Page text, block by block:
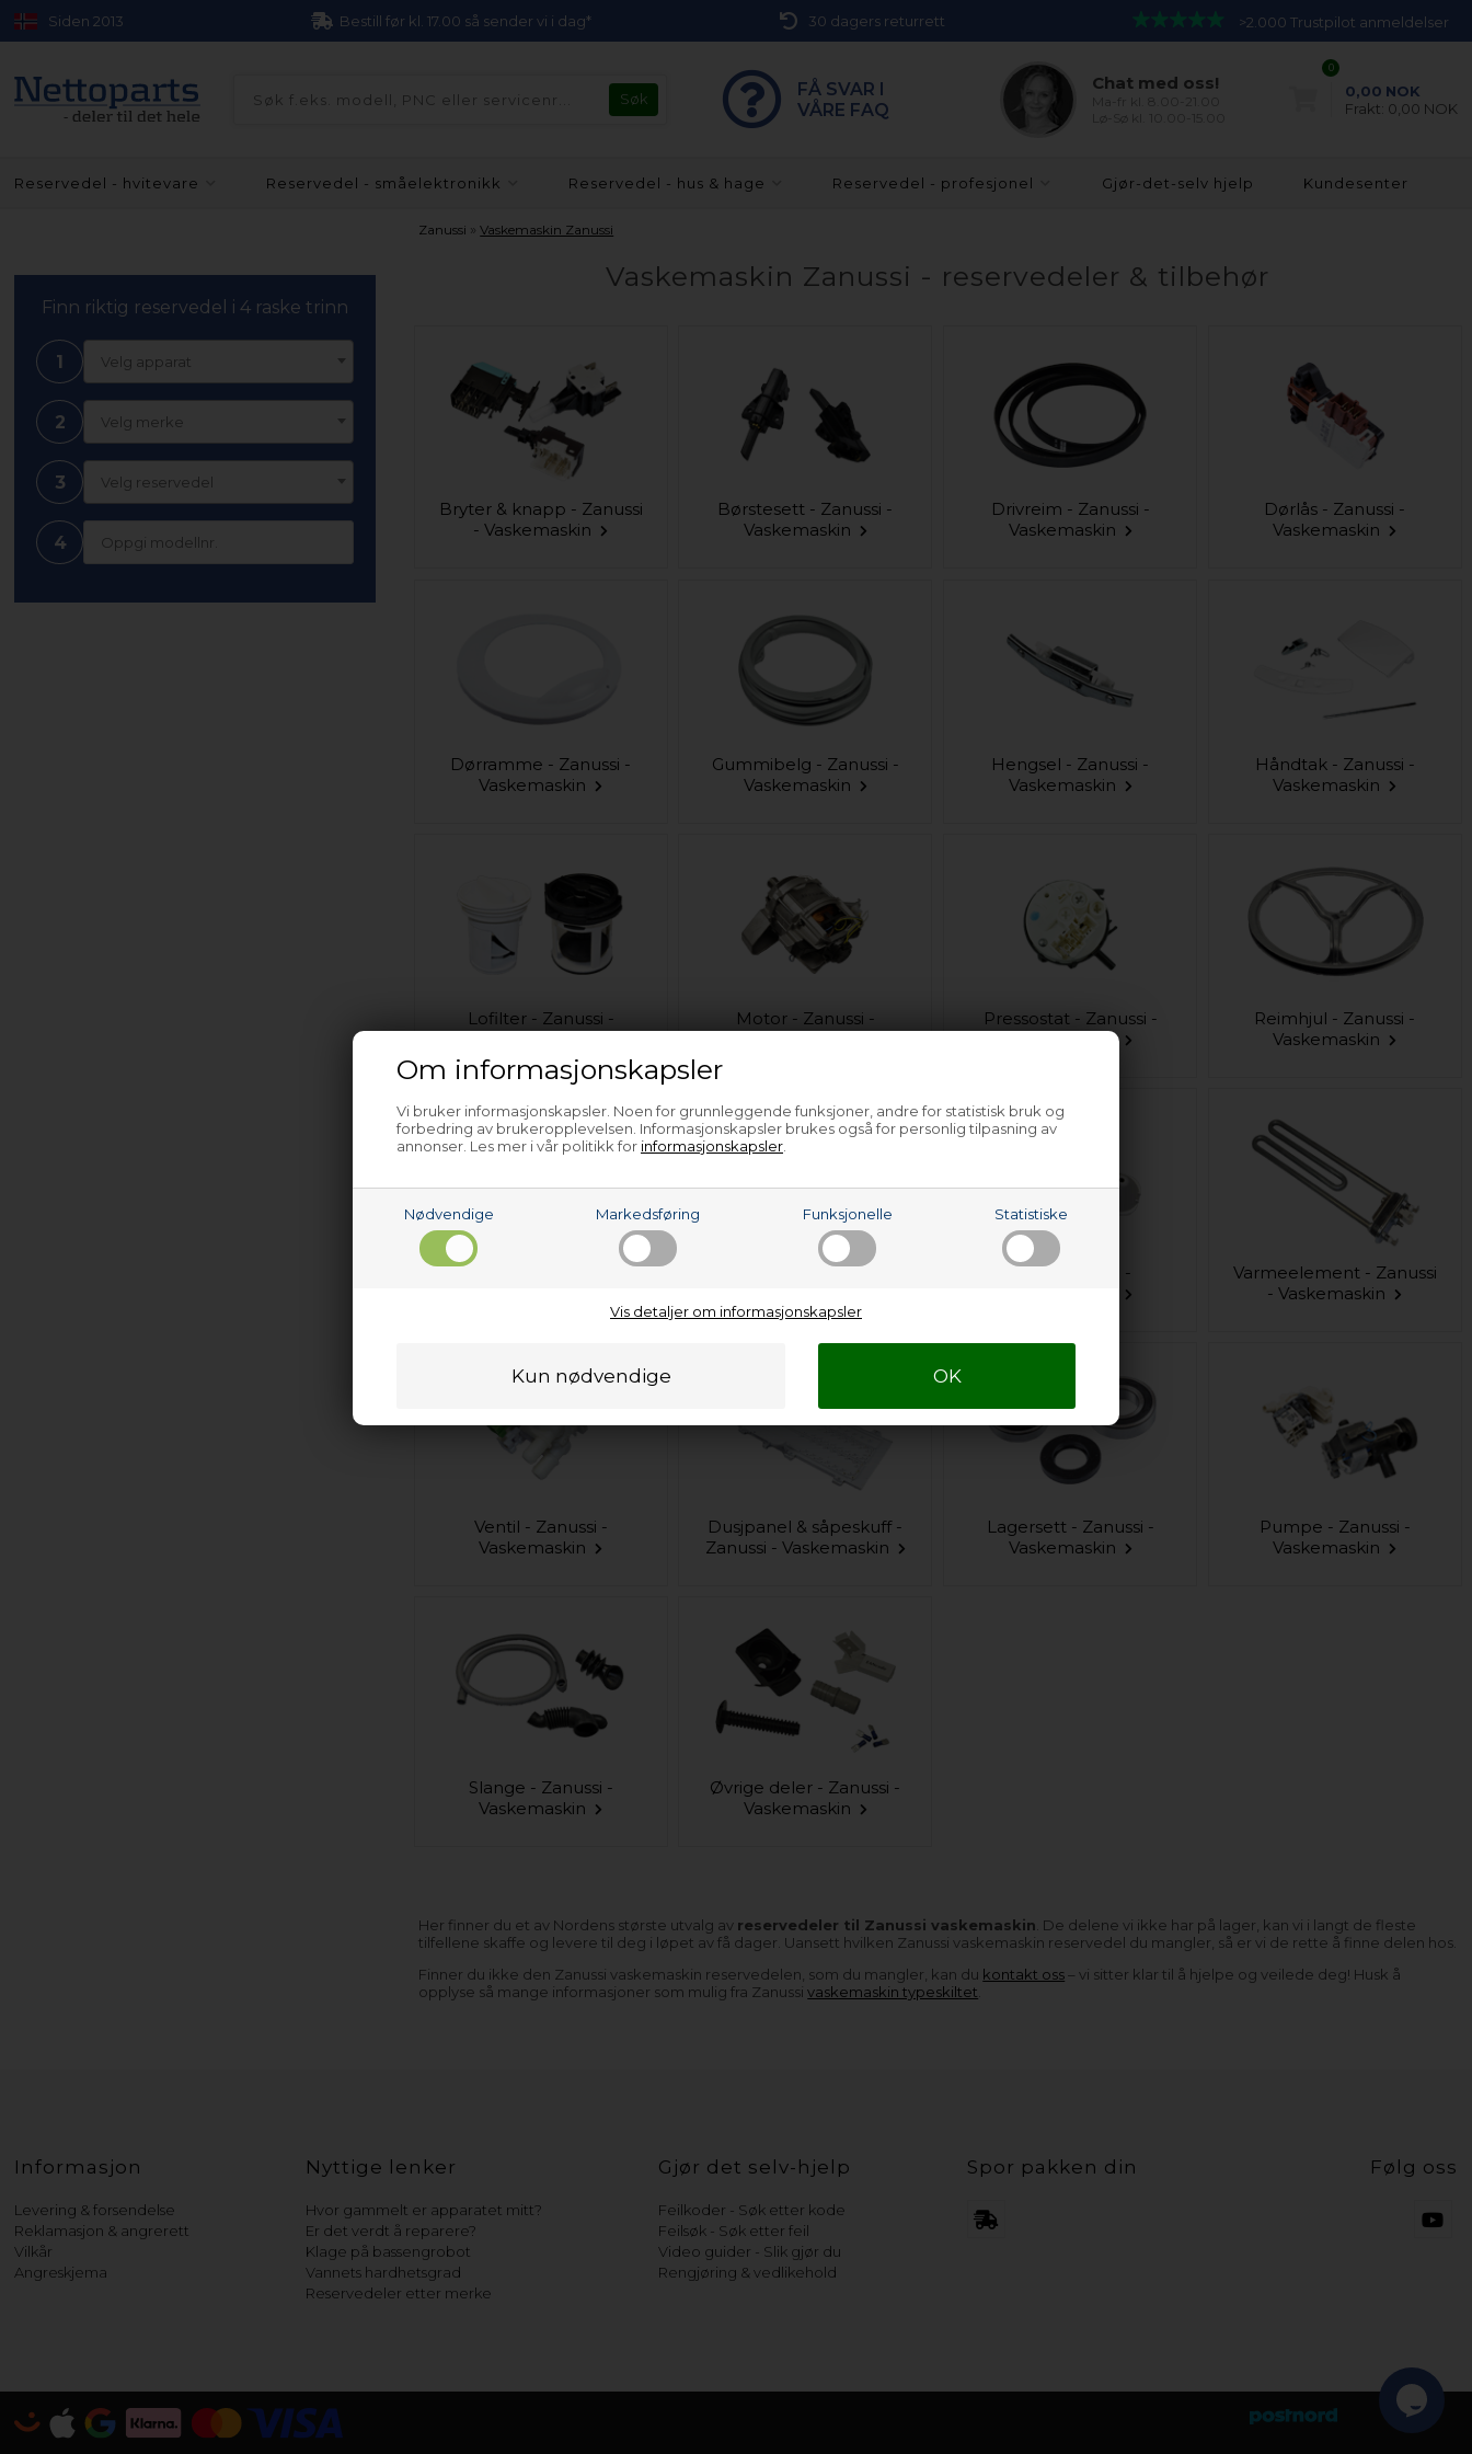
Om informasjonskapsler
Vi bruker informasjonskapsler. Noen for grunnleggende funksjoner, andre for statistisk bruk og
forbedring av brukeropplevelsen. Informasjonskapsler brukes også for personlig tilpasning av
annonser. Les mer i vår politikk for informasjonskapsler
Nødvendige Markedsføring Funksjonelle Statistiske
Vis detaljer om informasjonskapsler
Siden 2013 Bestill før kl. 17.00 så sender vi i dag* 30 dagers returrett >2.000 Trustpilot anmeldelser
FÅ SVAR I
VÅRE FAQ
Chat med oss!
0
0,00 NOK
Frakt: 0,00 NOK
Reservedel - hvitevare Reservedel - småelektronikk Reservedel - hus & hage Reservedel - profesjonel Gjør-det-selv hjelp Kundesenter
Finn riktig reservedel i 4 raske trinn
1 Velg apparat
2 Velg merke
3 Velg reservedel
4
Zanussi »Vaskemaskin Zanussi
Vaskemaskin Zanussi - reservedeler & tilbehør
Bryter & knapp - Zanussi
- Vaskemaskin
Børstesett - Zanussi -
Vaskemaskin
Drivreim - Zanussi -
Vaskemaskin
Dørlås - Zanussi -
Vaskemaskin
Dørramme - Zanussi -
Vaskemaskin
Gummibelg - Zanussi -
Vaskemaskin
Hengsel - Zanussi -
Vaskemaskin
Håndtak - Zanussi -
Vaskemaskin
Lofilter - Zanussi -
Motor - Zanussi -
Pressostat - Zanussi -
Vaskemaskin
Reimhjul - Zanussi -
Vaskemaskin
Støtdemper - Zanussi -
Termostat - Zanussi -
Valk - Zanussi -
Varmeelement - Zanussi
- Vaskemaskin
Ventil - Zanussi -
Vaskemaskin
Dusjpanel & såpeskuff -
Zanussi - Vaskemaskin
Lagersett - Zanussi -
Vaskemaskin
Pumpe - Zanussi -
Vaskemaskin
Slange - Zanussi -
Vaskemaskin
Øvrige deler - Zanussi -
Vaskemaskin
Her finner du et av Nordens største utvalg av reservedeler til Zanussi vaskemaskin . De delene vi ikke har på lager, kan vi i langt de fleste
tilfellene skaffe og levere til deg i løpet av få dager. Uansett hvilken Zanussi vaskemaskin reservedel du mangler, så er vi de rette å finne delen hos.
Finner du ikke den Zanussi vaskemaskin reservedelen, som du mangler, kan du kontakt oss– vi sitter klar til å hjelpe og veilede deg! Husk å
opplyse så mange informasjoner som mulig fra Zanussivaskemaskin typeskiltet
Informasjon
Levering & forsendelse
Reklamasjon & angrerett
Vilkår
Angreskjema
Nyttige lenker
Hvor gammelt er apparatet mitt?
Er det verdt å reparere?
Klage på bassengrobot
Vannets hardhetsgrad
Reservedeler etter merke
Gjør det selv-hjelp
Feilkoder - Søk etter kode
Feilsøk - Søk etter feil
Video guider - Slik gjør du
Rengjøring & vedlikehold
Spor pakken din Følg oss